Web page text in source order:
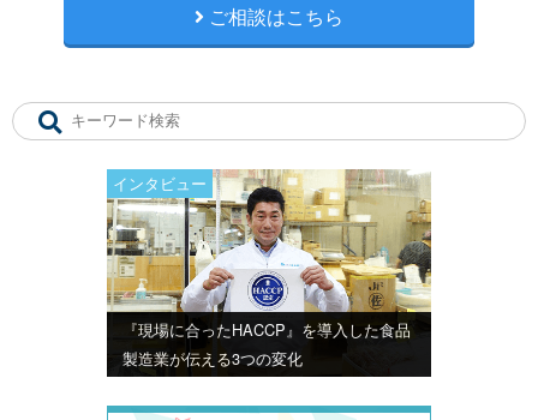
ご相談はこちら
インタビュー
『現場に合ったHACCP』を導入した食品
製造業が伝える3つの変化